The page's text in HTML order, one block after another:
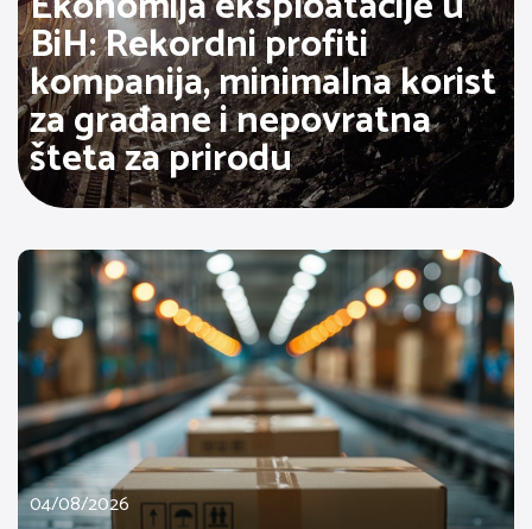
BiH: Rekordni profiti
kompanija, minimalna korist
za građane i nepovratna
šteta za prirodu
04/08/2026